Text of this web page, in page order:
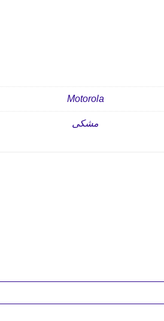
Motorola
مشکی